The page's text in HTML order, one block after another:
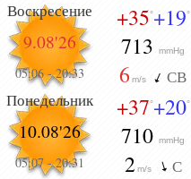
Воскресение
9.08'26
05:06-20:33
+35°+19°
713mmHg
6 m/s СВ
Понедельник
10.08'26
05:07-20:31
+37°+20°
710mmHg
2 m/s С